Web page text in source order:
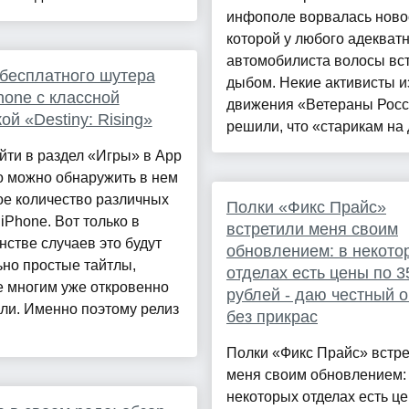
шутера
с классной
«Destiny: Rising»
в раздел «Игры» в App
можно обнаружить в нем
количество различных
Вот только в
случаев это будут
простые тайтлы,
многим уже откровенно
Именно поэтому релиз
инфополе ворвалась
которой у любого
автомобилиста волосы
дыбом. Некие активисты
движения «Ветераны
решили, что «старикам на
Полки «Фикс Прайс»
встретили меня своим
обновлением: в
отделах есть цены по
рублей - даю честный
без прикрас
Полки «Фикс Прайс»
меня своим обновлением:
некоторых отделах есть